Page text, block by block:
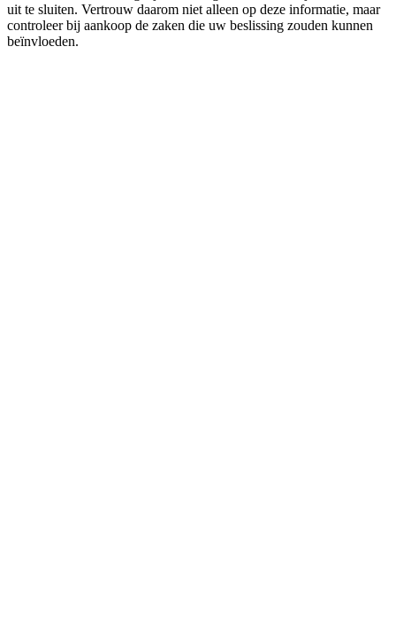
uit te sluiten. Vertrouw daarom niet alleen op deze informatie, maar
controleer bij aankoop de zaken die uw beslissing zouden kunnen
beïnvloeden.